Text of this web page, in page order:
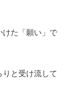
けた「願い」で
と受け流して